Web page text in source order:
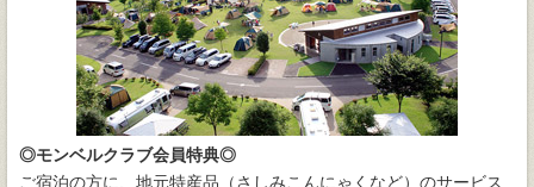
◎モンベルクラブ会員特典◎
ご宿泊の方に、地元特産品（さしみこんにゃくなど）のサービス